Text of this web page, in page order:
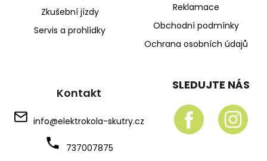
Zkušební jízdy
Servis a prohlídky
Reklamace
Obchodní podmínky
Ochrana osobních údajů
Kontakt
info@elektrokola-skutry.cz
737007875
SLEDUJTE NÁS